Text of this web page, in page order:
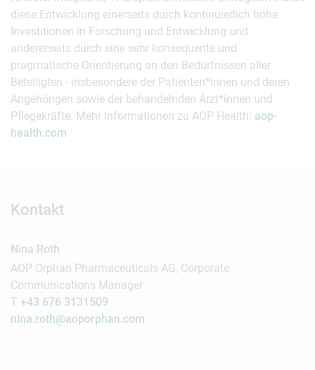
diese Entwicklung einerseits durch kontinuierlich hohe
Investitionen in Forschung und Entwicklung und
andererseits durch eine sehr konsequente und
pragmatische Orientierung an den Bedürfnissen aller
Beteiligten - insbesondere der Patienten*innen und deren
Angehörigen sowie der behandelnden Ärzt*innen und
Pflegekräfte. Mehr Informationen zu AOP Health: aop-
health.com
Kontakt
Nina Roth
AOP Orphan Pharmaceuticals AG, Corporate
Communications Manager
T +43 676 3131509
nina.roth@aoporphan.com